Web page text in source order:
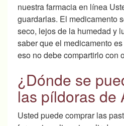
nuestra farmacia en línea
guardarlas. El medicamento
seco, lejos de la humedad y
saber que el medicamento
eso no debe compartirlo con
¿Dónde se
las píldoras de
Usted puede comprar las